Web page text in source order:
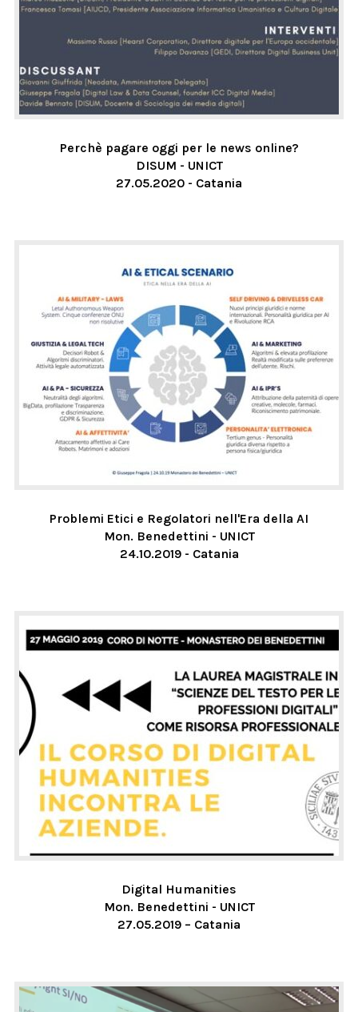
Perchè pagare oggi per le news online?
DISUM - UNICT
27.05.2020 - Catania
Problemi Etici e Regolatori nell'Era della AI
Mon. Benedettini - UNICT
24.10.2019 - Catania
Digital Humanities
Mon. Benedettini - UNICT
27.05.2019 – Catania